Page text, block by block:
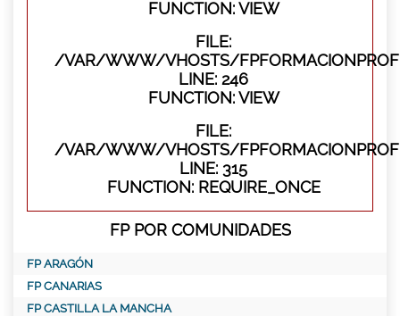
FUNCTION: VIEW
FILE:
/VAR/WWW/VHOSTS/
LINE: 246
FUNCTION: VIEW
FILE:
/VAR/WWW/VHOSTS/
LINE: 315
FUNCTION: REQUIRE_ONCE
FP POR COMUNIDADES
FP ARAGÓN
FP CANARIAS
FP CASTILLA LA MANCHA